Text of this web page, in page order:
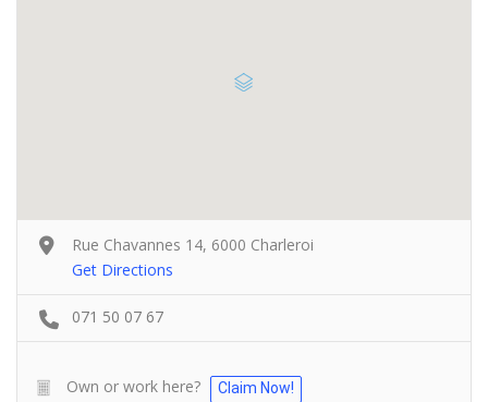
Rue Chavannes 14, 6000 Charleroi
Get Directions
071 50 07 67
Own or work here? Claim Now!